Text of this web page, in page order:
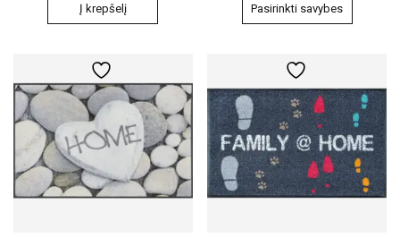
Į krepšelį Pasirinkti savybes
The
options
may
be
chosen
on
the
product
page